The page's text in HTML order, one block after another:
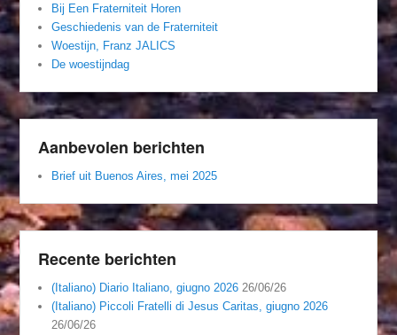
Bij Een Fraterniteit Horen
Geschiedenis van de Fraterniteit
Woestijn, Franz JALICS
De woestijndag
Aanbevolen berichten
Brief uit Buenos Aires, mei 2025
Recente berichten
(Italiano) Diario Italiano, giugno 2026 26/06/26
(Italiano) Piccoli Fratelli di Jesus Caritas, giugno 2026
26/06/26